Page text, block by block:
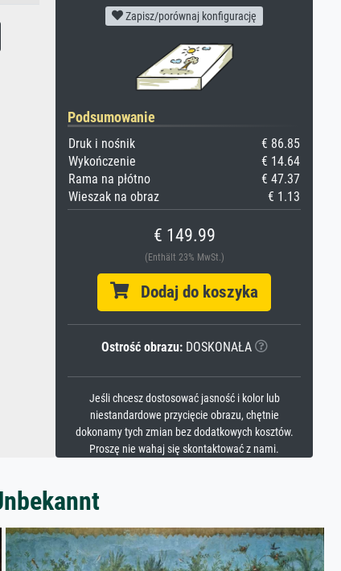
Zapisz/porównaj konfigurację
Podsumowanie
Druk i nośnik
€ 86.85
Wykończenie
€ 14.64
Rama na płótno
€ 47.37
Wieszak na obraz
€ 1.13
€ 149.99
(Enthält 23% MwSt.)
Dodaj do koszyka
Ostrość obrazu:DOSKONAŁA
Jeśli chcesz dostosować jasność i kolor lub
niestandardowe przycięcie obrazu, chętnie
dokonamy tych zmian bez dodatkowych kosztów.
Proszę nie wahaj się skontaktować z nami.